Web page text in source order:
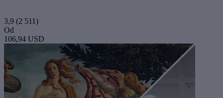
3,9 (2 511)
Od
106,94 USD